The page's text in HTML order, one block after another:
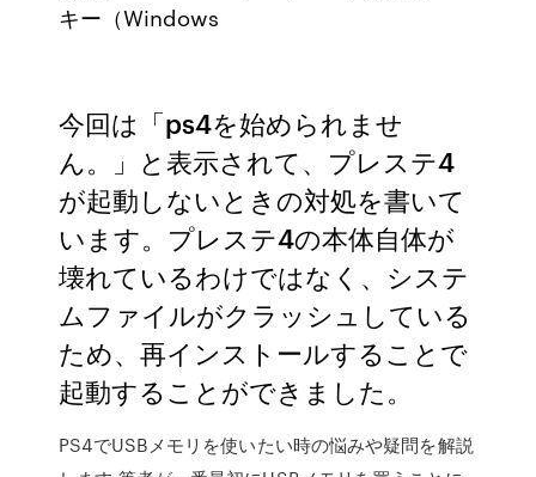
キー（Windows
今回は「ps4を始められませ
ん。」と表示されて、プレステ4
が起動しないときの対処を書いて
います。プレステ4の本体自体が
壊れているわけではなく、システ
ムファイルがクラッシュしている
ため、再インストールすることで
起動することができました。
PS4でUSBメモリを使いたい時の悩みや疑問を解説